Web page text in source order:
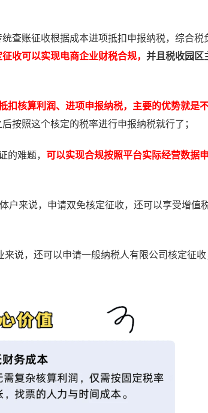
账征收根据成本进项抵扣申报纳税，综合税
收可以实现电商企业财税合规， 并且税收园区
扣核算利润、进项申报纳税，主要的优势就是
按照这个核定的税率进行申报纳税就行了；
的难题，
可以实现合规按照平台实际经营数据
户来说，申请双免核定征收，还可以享受增值
说，还可以申请一般纳税人有限公司核定征